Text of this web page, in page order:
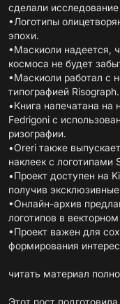
сделали
•Логотипы
эпохи.
•Маскиоли надеется,
космоса не будет
•Маскиоли работал с
типографией Risograph.
•Книга напечатана на
Fedrigoni с
ризографии.
•Oreri также
наклеек с логотипами
•Проект доступен на
получив
•Онлайн-архив
логотипов в
•Проект важен для
формирования
читать материал
Этот пост